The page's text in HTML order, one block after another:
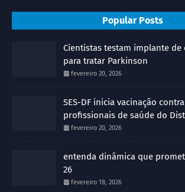
Popular Posts
Cientistas testam implante
para tratar Parkinson
fevereiro 20, 2026
SES-DF inicia vacinação
profissionais de saúde do
fevereiro 20, 2026
entenda dinâmica que
26
fevereiro 18, 2026